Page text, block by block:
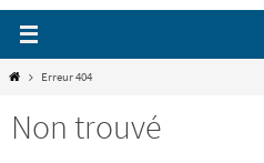
HomeErreur 404
Non trouvé